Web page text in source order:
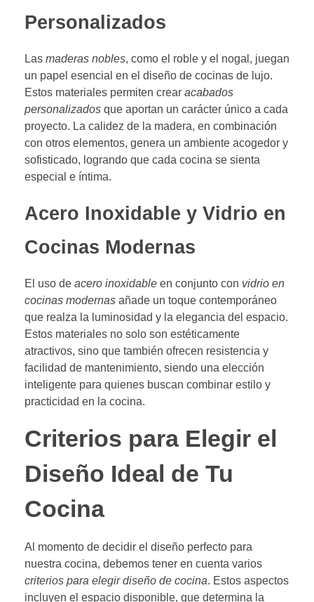
Personalizados
Las maderas nobles, como el roble y el nogal, juegan
un papel esencial en el diseño de cocinas de lujo.
Estos materiales permiten crear acabados
personalizados que aportan un carácter único a cada
proyecto. La calidez de la madera, en combinación
con otros elementos, genera un ambiente acogedor y
sofisticado, logrando que cada cocina se sienta
especial e íntima.
Acero Inoxidable y Vidrio en
Cocinas Modernas
El uso de acero inoxidable en conjunto con vidrio en
cocinas modernas añade un toque contemporáneo
que realza la luminosidad y la elegancia del espacio.
Estos materiales no solo son estéticamente
atractivos, sino que también ofrecen resistencia y
facilidad de mantenimiento, siendo una elección
inteligente para quienes buscan combinar estilo y
practicidad en la cocina.
Criterios para Elegir el
Diseño Ideal de Tu
Cocina
Al momento de decidir el diseño perfecto para
nuestra cocina, debemos tener en cuenta varios
criterios para elegir diseño de cocina. Estos aspectos
incluyen el espacio disponible, que determina la